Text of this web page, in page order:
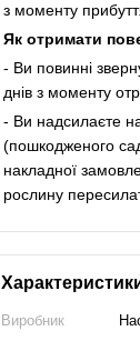
з моменту
Як отримати
- Ви повинні
днів з моменту
- Ви надсилаєте
(пошкодженого
накладної
рослину
Виробник